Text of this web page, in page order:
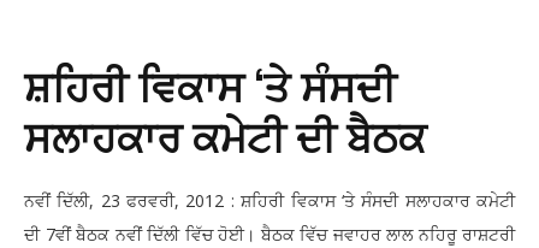
ਸ਼ਹਿਰੀ ਵਿਕਾਸ ‘ਤੇ ਸੰਸਦੀ
ਸਲਾਹਕਾਰ ਕਮੇਟੀ ਦੀ ਬੈਠਕ
ਨਵੀਂ ਦਿੱਲੀ, 23 ਫਰਵਰੀ, 2012 : ਸ਼ਹਿਰੀ ਵਿਕਾਸ ‘ਤੇ ਸੰਸਦੀ ਸਲਾਹਕਾਰ ਕਮੇਟੀ
ਦੀ 7ਵੀਂ ਬੈਠਕ ਨਵੀਂ ਦਿੱਲੀ ਵਿੱਚ ਹੋਈ। ਬੈਠਕ ਵਿੱਚ ਜਵਾਹਰ ਲਾਲ ਨਹਿਰੂ ਰਾਸ਼ਟਰੀ